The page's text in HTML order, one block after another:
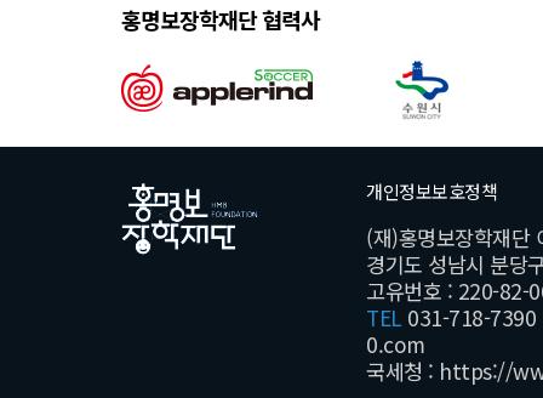
홍명보장학재단 협력사
개인정보보호정책
(재)홍명보장학재단
경기도 성남시 분당
고유번호 : 220-82-
TEL031-718-7390
0.com
국세청 : https://